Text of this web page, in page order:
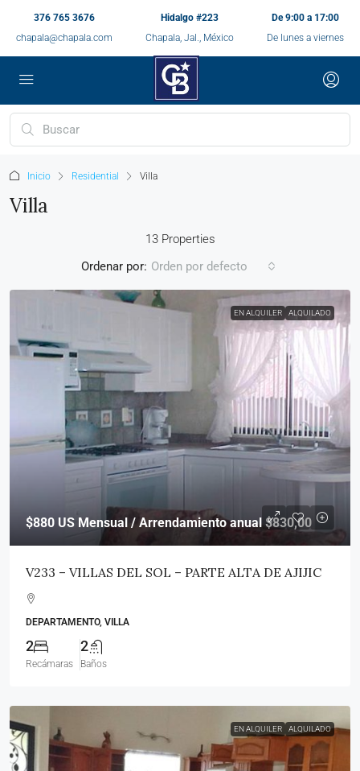
376 765 3676
chapala@chapala.com
Hidalgo #223
Chapala, Jal., México
De 9:00 a 17:00
De lunes a viernes
Inicio Residential Villa
Villa
13 Properties
Ordenar por: Orden por defecto
EN ALQUILER ALQUILADO
$880 US Mensual / Arrendamiento anual $830,00
V233 – VILLAS DEL SOL – PARTE ALTA DE AJIJIC
DEPARTAMENTO, VILLA
2
Recámaras
2
Baños
EN ALQUILER ALQUILADO